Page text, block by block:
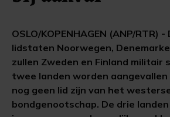
OSLO/KOPENHAGEN (ANP/RTR) -
lidstaten Noorwegen,
zullen Zweden en Finland militair
twee landen worden
nog geen lid zijn van het
bondgenootschap. De drie